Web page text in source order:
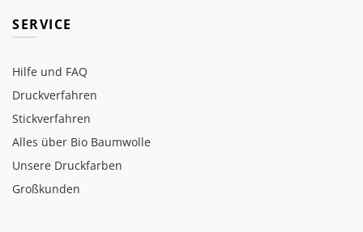
SERVICE
Hilfe und FAQ
Druckverfahren
Stickverfahren
Alles über Bio Baumwolle
Unsere Druckfarben
Großkunden